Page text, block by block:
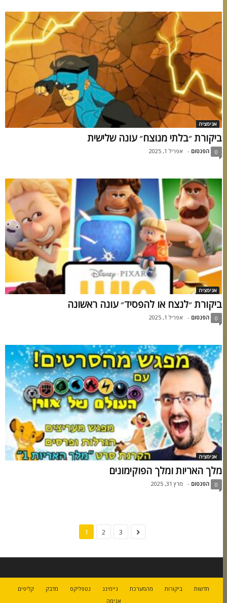
אנימציה
ביקורת ״בלתי מנוצח״ עונה שלישית
הפנטום אפריל 1, 2025 0
אנימציה
ביקורת ״לנצח או להפסיד״ עונה ראשונה
הפנטום אפריל 1, 2025 0
אנימציה
מלך האריות ומלך הפוקימונים
הפנטום מרץ 31, 2025 0
1 2 3
חדשות ביקורות מהמערכת גיימינג נטפליקס מדבק
קליפים
אנימה